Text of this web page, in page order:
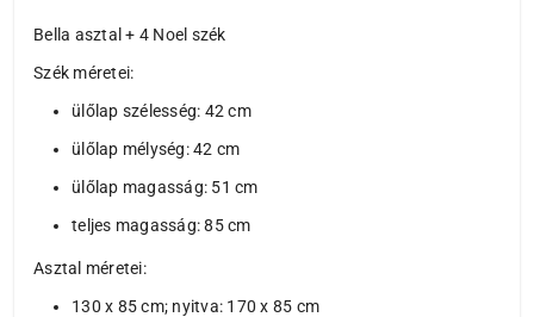
Bella asztal + 4 Noel szék
Szék méretei:
ülőlap szélesség: 42 cm
ülőlap mélység: 42 cm
ülőlap magasság: 51 cm
teljes magasság: 85 cm
Asztal méretei:
130 x 85 cm; nyitva: 170 x 85 cm